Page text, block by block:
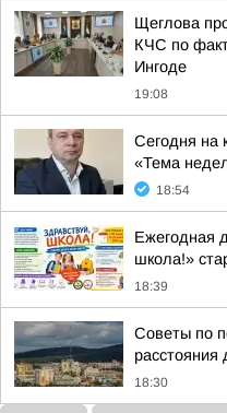
Щеглова
КЧС по
Ингоде
19:08
Сегодня на
«Тема
18:54
Ежегодная
школа!»
18:39
Советы по
18:30